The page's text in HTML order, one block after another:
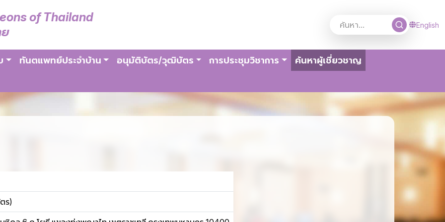
of Thailand
English
ทันตแพทย์ประจำบ้าน อนุมัติบัตร/วุฒิบัตร การประชุมวิชาการ ค้นหาผู้เชี่ยวชาญ(current)
ร)